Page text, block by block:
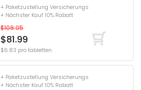
+ Paketzustellung Versicherungs
+ Nächster Kauf 10% Rabatt
$109.05
$81.99
$6.83 pro tabletten
+ Paketzustellung Versicherungs
+ Nächster Kauf 10% Rabatt